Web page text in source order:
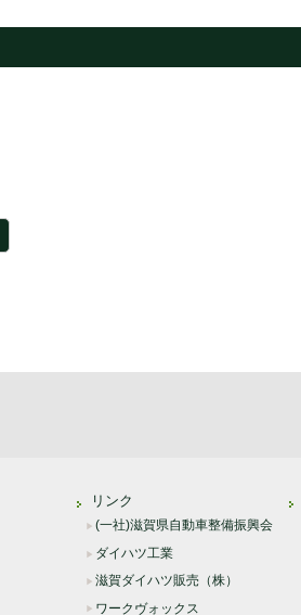
リンク
(一社)滋賀県自動車整備振興会
ダイハツ工業
滋賀ダイハツ販売（株）
ワークヴォックス